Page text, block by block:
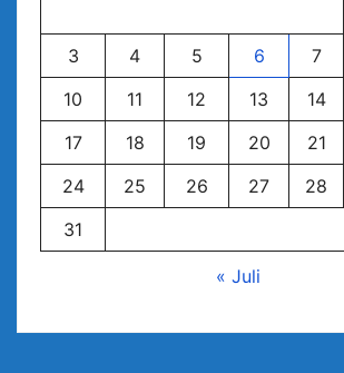
3
4 5 6 7
10
11 12 13 14
17
18 19 20 21
24
25 26 27 28
31
« Juli